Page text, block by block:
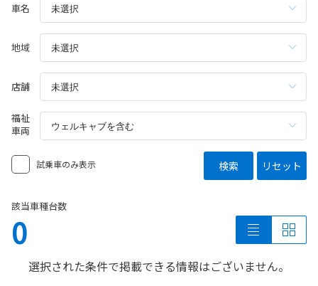
車名
地域
店舗
福祉
車両
試乗車のみ表示 検索 リセット
該当車種台数
0
選択された条件で掲載できる情報はございません。